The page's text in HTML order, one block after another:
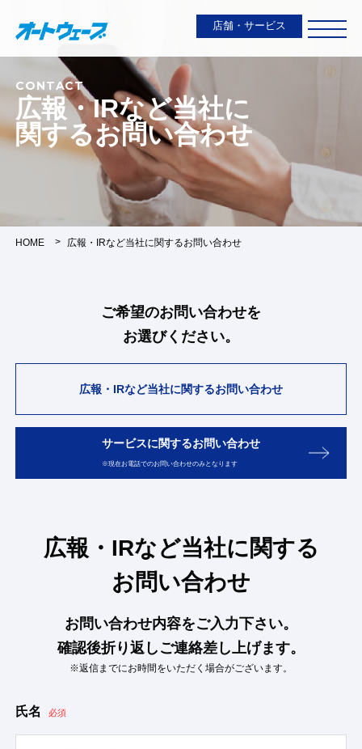
店舗・サービス
CONTACT
広報・IRなど当社に
関するお問い合わせ
HOME 広報・IRなど当社に関するお問い合わせ
ご希望のお問い合わせを
お選びください。
広報・IRなど当社に関するお問い合わせ
サービスに関するお問い合わせ
※現在お電話でのお問い合わせのみとなります
広報・IRなど当社に関する
お問い合わせ
お問い合わせ内容をご入力下さい。
確認後折り返しご連絡差し上げます。
※返信までにお時間をいただく場合がございます。
氏名 必須